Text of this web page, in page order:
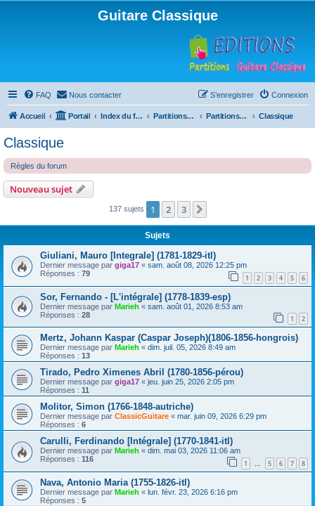
Guitare Classique
FAQ Nous contacter Connexion
S’enregistrer
Accueil Portail Index du forum Partitions pour guitare en libre téléchargement Partitions classées par compositeur Classique
Classique
Règles du forum
Nouveau sujet
137 sujets 1 2 3
Sujets
Giuliani, Mauro [Integrale] (1781-1829-itl)
Dernier message par giga17 « sam. août 08, 2026 12:25 pm
Réponses : 79 1 2 3 4 5 6
Sor, Fernando - [L'intégrale] (1778-1839-esp)
Dernier message par Marieh « sam. août 01, 2026 8:53 am
Réponses : 28 1 2
Mertz, Johann Kaspar (Caspar Joseph)(1806-1856-hongrois)
Dernier message par Marieh « dim. juil. 05, 2026 8:49 am
Réponses : 13
Tirado, Pedro Ximenes Abril (1780-1856-pérou)
Dernier message par giga17 « jeu. juin 25, 2026 2:05 pm
Réponses : 11
Molitor, Simon (1766-1848-autriche)
Dernier message par ClassicGuitare « mar. juin 09, 2026 6:29 pm
Réponses : 6
Carulli, Ferdinando [Intégrale] (1770-1841-itl)
Dernier message par Marieh « dim. mai 03, 2026 11:06 am
Réponses : 116 1 … 5 6 7 8
Nava, Antonio Maria (1755-1826-itl)
Dernier message par Marieh « lun. févr. 23, 2026 6:16 pm
Réponses : 5